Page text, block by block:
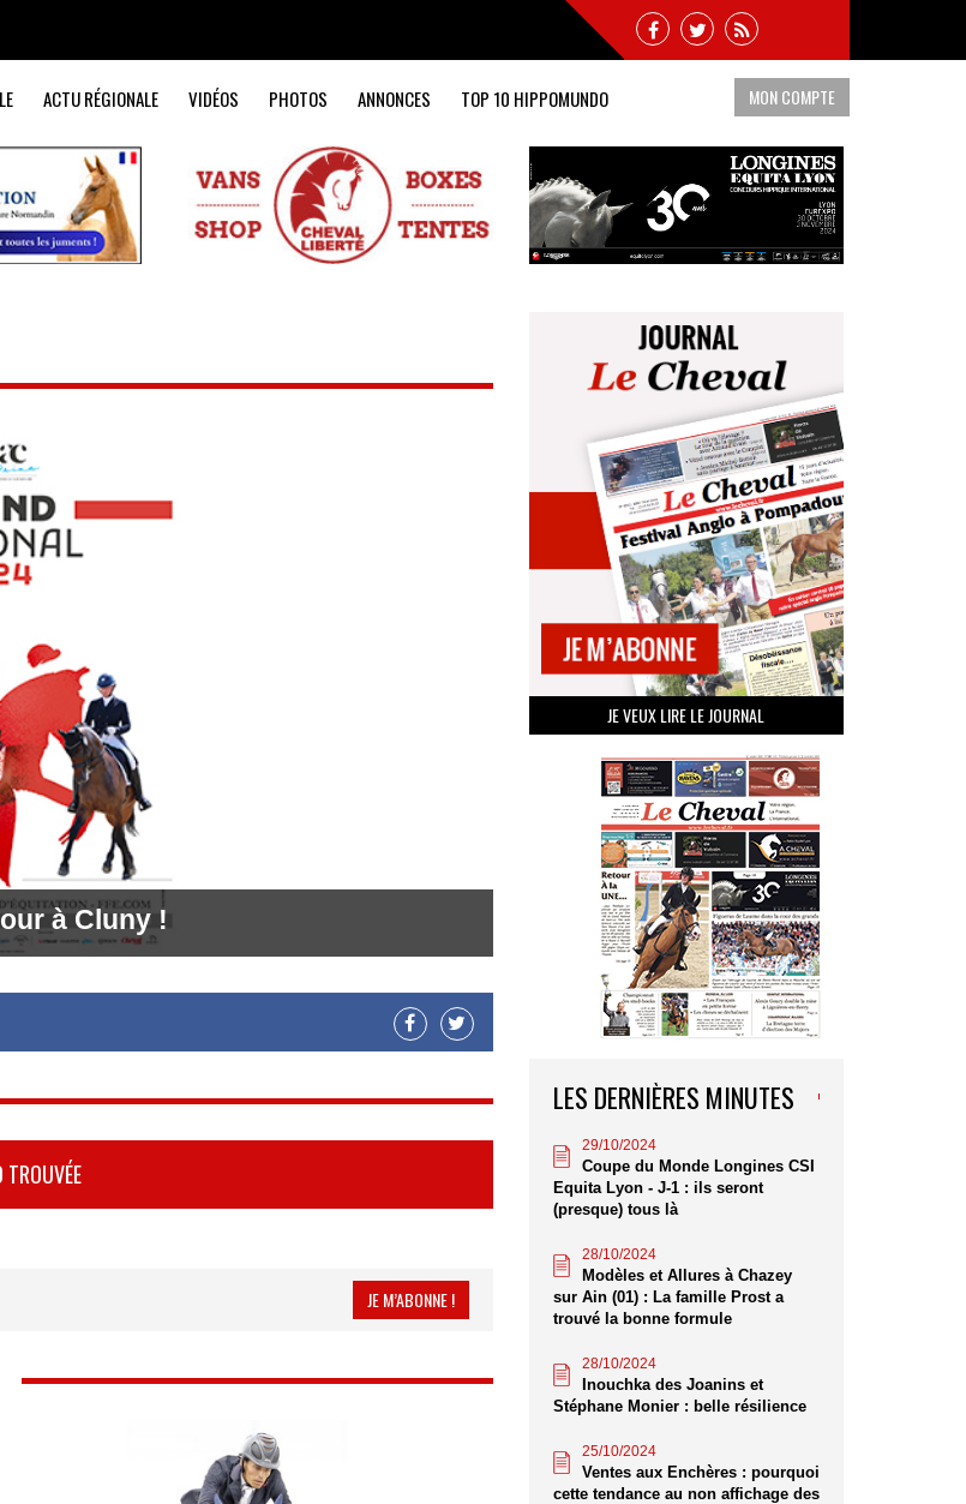
ACTU RÉGIONALE VIDÉOS PHOTOS ANNONCES TOP 10 HIPPOMUNDO MON COMPTE
à Cluny !
TROUVÉE
JE M’ABONNE !
JE VEUX LIRE LE JOURNAL
LES DERNIÈRES MINUTES
29/10/2024
Coupe du Monde Longines CSI
Equita Lyon - J-1 : ils seront
(presque) tous là
28/10/2024
Modèles et Allures à Chazey
sur Ain (01) : La famille Prost a
trouvé la bonne formule
28/10/2024
Inouchka des Joanins et
Stéphane Monier : belle résilience
25/10/2024
Ventes aux Enchères : pourquoi
cette tendance au non affichage des